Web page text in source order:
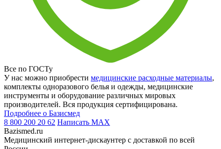
Все по ГОСТу
У нас можно приобрести медицинские расходные материалы,
комплекты одноразового белья и одежды, медицинские
инструменты и оборудование различных мировых
производителей. Вся продукция сертифицирована.
Подробнее о Базисмед
8 800 200 20 62 Написать MAX
Bazismed.ru
Медицинский интернет-дискаунтер с доставкой по всей